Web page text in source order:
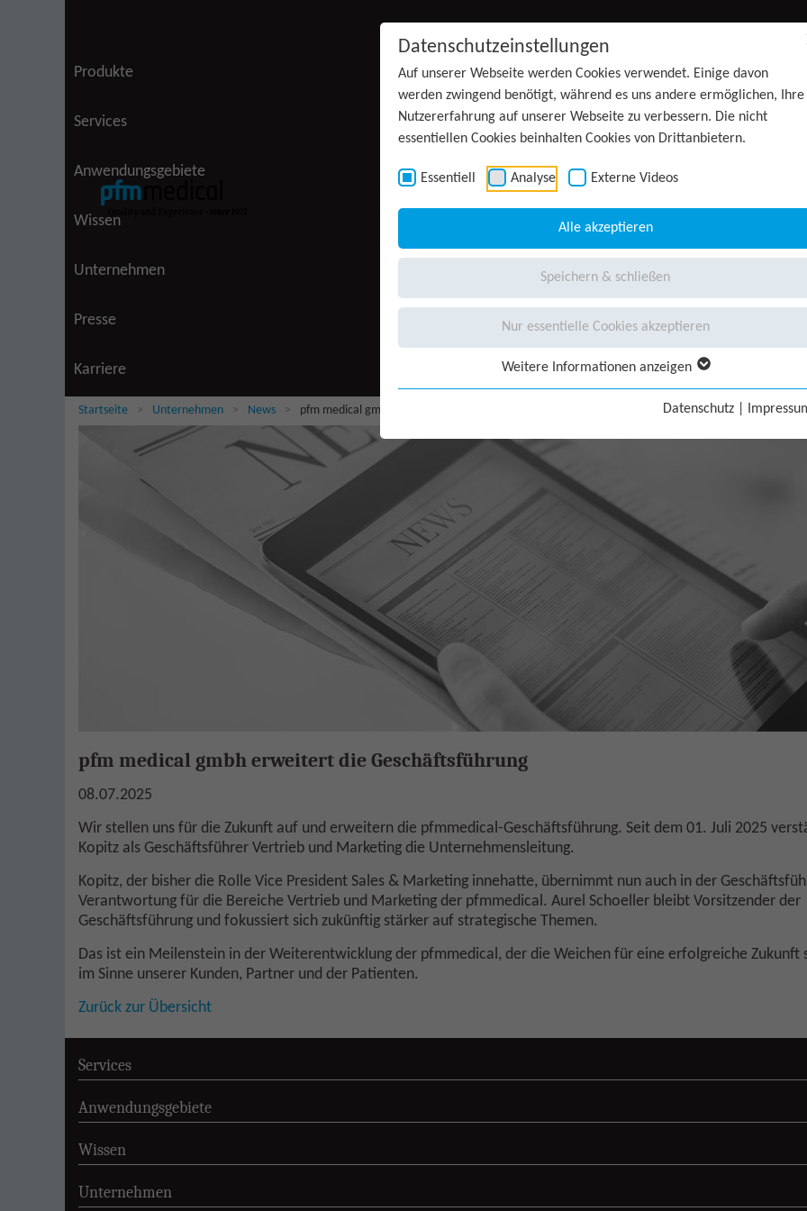
Datenschutzeinstellungen
Auf unserer Webseite werden Cookies verwendet. Einige davon
werden zwingend benötigt, während es uns andere ermöglichen, Ihre
Nutzererfahrung auf unserer Webseite zu verbessern. Die nicht
essentiellen Cookies beinhalten Cookies von Drittanbietern.
Essentiell Analyse Externe Videos
Alle akzeptieren
Speichern & schließen
Nur essentielle Cookies akzeptieren
Weitere Informationen anzeigen
Datenschutz
Produkte
Services
Anwendungsgebiete
Wissen
Unternehmen
Presse
Karriere
Sie sind hier:
Startseite Unternehmen News pfm medical gmbh erweitert die Geschäftsführung
pfm medical gmbh erweitert die Geschäftsführung
08.07.2025
Wir stellen uns für die Zukunft auf und erweitern die pfmmedical-Geschäftsführung. Seit dem 01. Juli 2025
Kopitz als Geschäftsführer Vertrieb und Marketing die Unternehmensleitung.
Kopitz, der bisher die Rolle Vice President Sales & Marketing innehatte, übernimmt nun auch in der
Verantwortung für die Bereiche Vertrieb und Marketing der pfmmedical. Aurel Schoeller bleibt Vorsitzender der
Geschäftsführung und fokussiert sich zukünftig stärker auf strategische Themen.
Das ist ein Meilenstein in der Weiterentwicklung der pfmmedical, der die Weichen für eine erfolgreiche Zukunft
im Sinne unserer Kunden, Partner und der Patienten.
Zurück zur Übersicht
Services
Anwendungsgebiete
Wissen
Unternehmen